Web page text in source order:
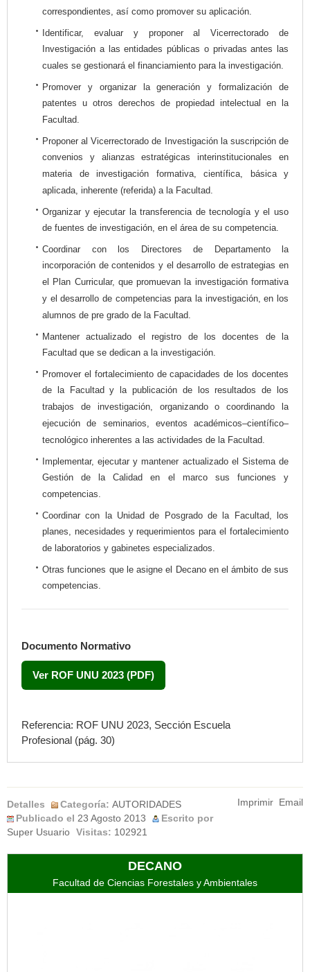
correspondientes, así como promover su aplicación.
Identificar, evaluar y proponer al Vicerrectorado de
Investigación a las entidades públicas o privadas antes las
cuales se gestionará el financiamiento para la investigación.
Promover y organizar la generación y formalización de
patentes u otros derechos de propiedad intelectual en la
Facultad.
Proponer al Vicerrectorado de Investigación la suscripción de
convenios y alianzas estratégicas interinstitucionales en
materia de investigación formativa, científica, básica y
aplicada, inherente (referida) a la Facultad.
Organizar y ejecutar la transferencia de tecnología y el uso
de fuentes de investigación, en el área de su competencia.
Coordinar con los Directores de Departamento la
incorporación de contenidos y el desarrollo de estrategias en
el Plan Curricular, que promuevan la investigación formativa
y el desarrollo de competencias para la investigación, en los
alumnos de pre grado de la Facultad.
Mantener actualizado el registro de los docentes de la
Facultad que se dedican a la investigación.
Promover el fortalecimiento de capacidades de los docentes
de la Facultad y la publicación de los resultados de los
trabajos de investigación, organizando o coordinando la
ejecución de seminarios, eventos académicos–científico–
tecnológico inherentes a las actividades de la Facultad.
Implementar, ejecutar y mantener actualizado el Sistema de
Gestión de la Calidad en el marco sus funciones y
competencias.
Coordinar con la Unidad de Posgrado de la Facultad, los
planes, necesidades y requerimientos para el fortalecimiento
de laboratorios y gabinetes especializados.
Otras funciones que le asigne el Decano en el ámbito de sus
competencias.
Documento Normativo
Ver ROF UNU 2023 (PDF)
Referencia: ROF UNU 2023, Sección Escuela
Profesional (pág. 30)
Detalles Categoría: AUTORIDADES
Publicado el 23 Agosto 2013
Escrito por
Super Usuario Visitas: 102921
Imprimir Email
DECANO
Facultad de Ciencias Forestales y Ambientales